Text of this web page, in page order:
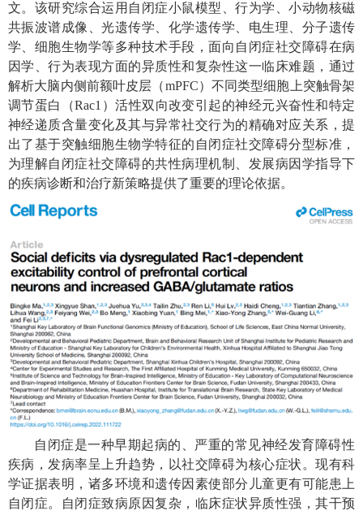
文。该研究综合运用自闭症小鼠模型、行为学、小动物核磁
共振波谱成像、光遗传学、化学遗传学、电生理、分子遗传
学、细胞生物学等多种技术手段，面向自闭症社交障碍在病
因学、行为表现方面的异质性和复杂性这一临床难题，通过
解析大脑内侧前额叶皮层（mPFC）不同类型细胞上突触骨架
调节蛋白（Rac1）活性双向改变引起的神经元兴奋性和特定
神经递质含量变化及其与异常社交行为的精确对应关系，提
出了基于突触细胞生物学特征的自闭症社交障碍分型标准，
为理解自闭症社交障碍的共性病理机制、发展病因学指导下
的疾病诊断和治疗新策略提供了重要的理论依据。
自闭症是一种早期起病的、严重的常见神经发育障碍性
疾病，发病率呈上升趋势，以社交障碍为核心症状。现有科
学证据表明，诸多环境和遗传因素使部分儿童更有可能患上
自闭症。自闭症致病原因复杂，临床症状异质性强，其干预